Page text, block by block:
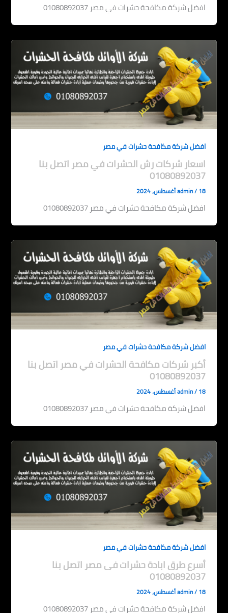
افضل شركة مكافحة حشرات في مصر 01080892037
افضل شركة مكافحة حشرات في مصر
اسعار شركات رش الحشرات في مصر اتصل بنا
01080892037
admin/18 أغسطس، 2024
افضل شركة مكافحة حشرات في مصر 01080892037
افضل شركة مكافحة حشرات في مصر
أكبر شركات مكافحة الحشرات في مصر اتصل بنا
01080892037
admin/18 أغسطس، 2024
افضل شركة مكافحة حشرات في مصر 01080892037
افضل شركة مكافحة حشرات في مصر
أسرع طرق ابادة حشرات فى مصر اتصل بنا
01080892037
admin/18 أغسطس، 2024
افضل شركة مكافحة حشرات في مصر 01080892037